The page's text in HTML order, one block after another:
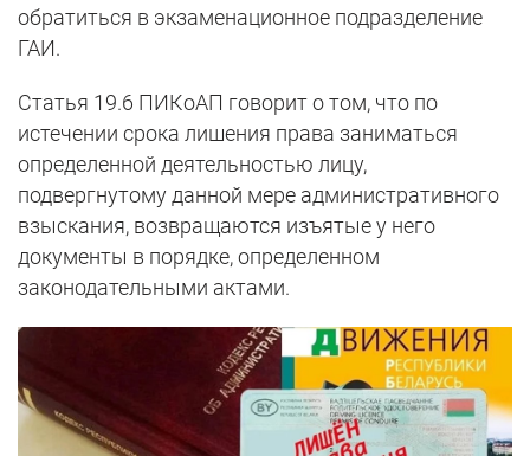
обратиться в экзаменационное подразделение
ГАИ.
Статья 19.6 ПИКоАП говорит о том, что по
истечении срока лишения права заниматься
определенной деятельностью лицу,
подвергнутому данной мере административного
взыскания, возвращаются изъятые у него
документы в порядке, определенном
законодательными актами.